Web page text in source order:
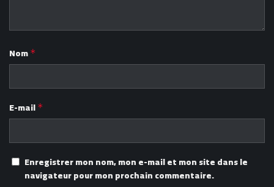
Nom *
E-mail *
Enregistrer mon nom, mon e-mail et mon site dans le
navigateur pour mon prochain commentaire.